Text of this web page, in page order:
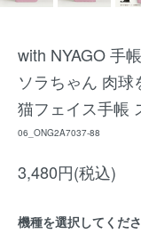
with NYAGO 手
ソラちゃん 肉
猫フェイス手帳
06_ONG2A7037-88
3,480円(税込)
機種を選択してくだ